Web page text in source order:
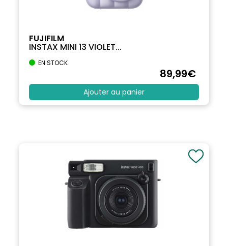
FUJIFILM
INSTAX MINI 13 VIOLET...
EN STOCK
89,99€
Ajouter au panier